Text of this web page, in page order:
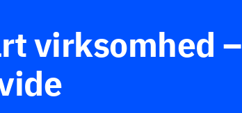
virksomhed –